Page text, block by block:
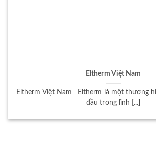
Eltherm Việt Nam
Eltherm Việt Nam Eltherm là một thương
đầu trong lĩnh [...]